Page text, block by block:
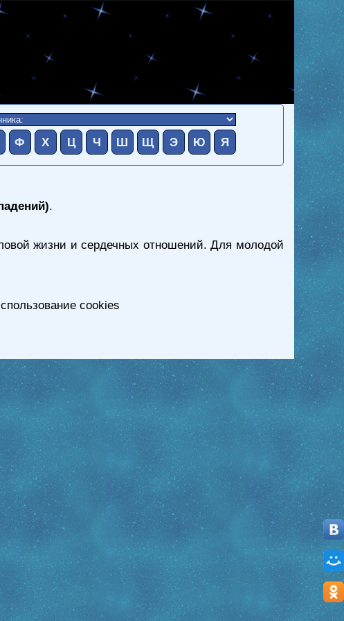
Ф Х Ц Ч Ш Щ Э Ю Я
.
жизни и сердечных отношений. Для молодой
cookies